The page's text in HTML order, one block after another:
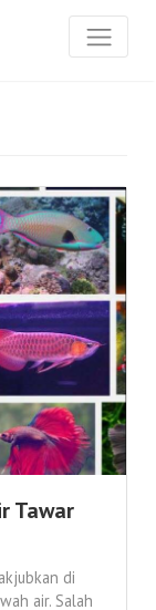
Tawar
di
air. Salah